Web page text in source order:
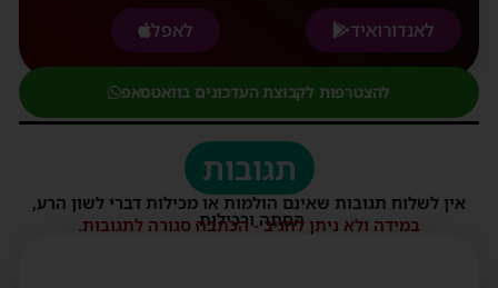
לאנדורואיד
לאפל
להצטרפות לקבוצת העדכונים בוואטסאפ
תגובות
אין לשלוח תגובות שאינם הולמות או מכילות דברי לשון הרע,
הסתה ורכילות.
במידה ולא ניתן להגיב - הכתבה סגורה לתגובות.